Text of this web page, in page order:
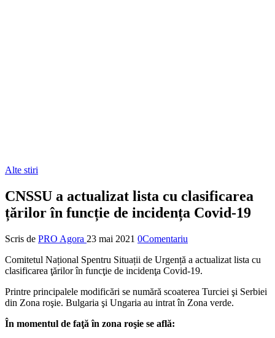
Alte stiri
CNSSU a actualizat lista cu clasificarea
țărilor în funcție de incidența Covid-19
Scris de PRO Agora 23 mai 2021 0Comentariu
Comitetul Național Spentru Situații de Urgență a actualizat lista cu
clasificarea ţărilor în funcţie de incidenţa Covid-19.
Printre principalele modificări se numără scoaterea Turciei şi Serbiei
din Zona roşie. Bulgaria şi Ungaria au intrat în Zona verde.
În momentul de faţă în zona roşie se află: